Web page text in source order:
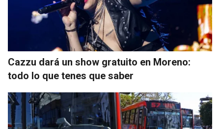
Cazzu dará un show gratuito en Moreno:
todo lo que tenes que saber